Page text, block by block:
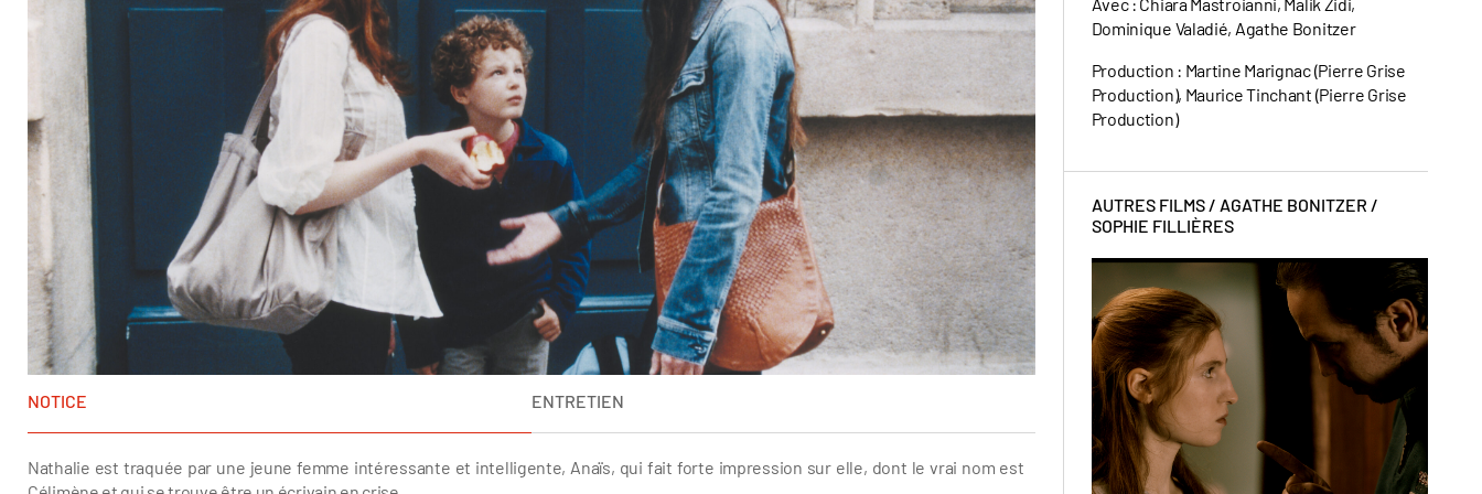
NOTICE ENTRETIEN
Nathalie est traquée par une jeune femme intéressante et intelligente, Anaïs, qui fait forte impression sur elle, dont le vrai nom est
Dominique Valadié, Agathe Bonitzer
Production : Martine Marignac (Pierre Grise
Production), Maurice Tinchant (Pierre Grise
Production)
AUTRES FILMS / AGATHE BONITZER /
SOPHIE FILLIÈRES